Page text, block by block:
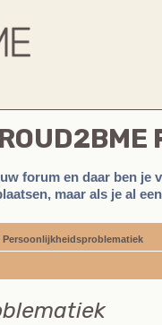
forum en daar ben je
maar als je al
Persoonlijkheidsproblematiek